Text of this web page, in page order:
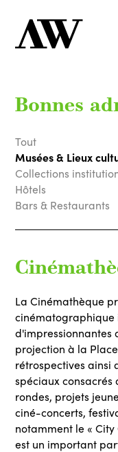
Bonnes
Tout
Musées & Lieux
Collections
Hôtels
Bars & Restaurants
La Cinémathèque
cinématographique
d'impressionnantes
projection à la
rétrospectives ainsi
spéciaux
rondes, projets
ciné-concerts,
notamment le «
est un important